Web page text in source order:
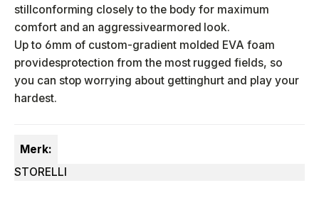
stillconforming closely to the body for maximum
comfort and an aggressivearmored look.
Up to 6mm of custom-gradient molded EVA foam
providesprotection from the most rugged fields, so
you can stop worrying about gettinghurt and play your
hardest.
Merk:
STORELLI